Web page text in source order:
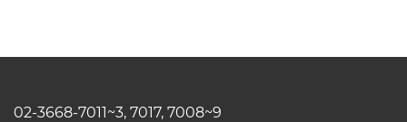
02-3668-7011~3, 7017, 7008~9